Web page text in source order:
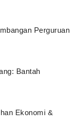
Perguruan
Bantah
Ekonomi &